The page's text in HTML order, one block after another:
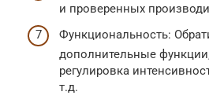
и проверенных
Функциональность:
дополнительные
регулировка
т.д.